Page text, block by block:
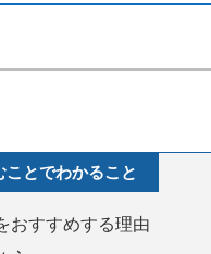
ことでわかること
おすすめする理由